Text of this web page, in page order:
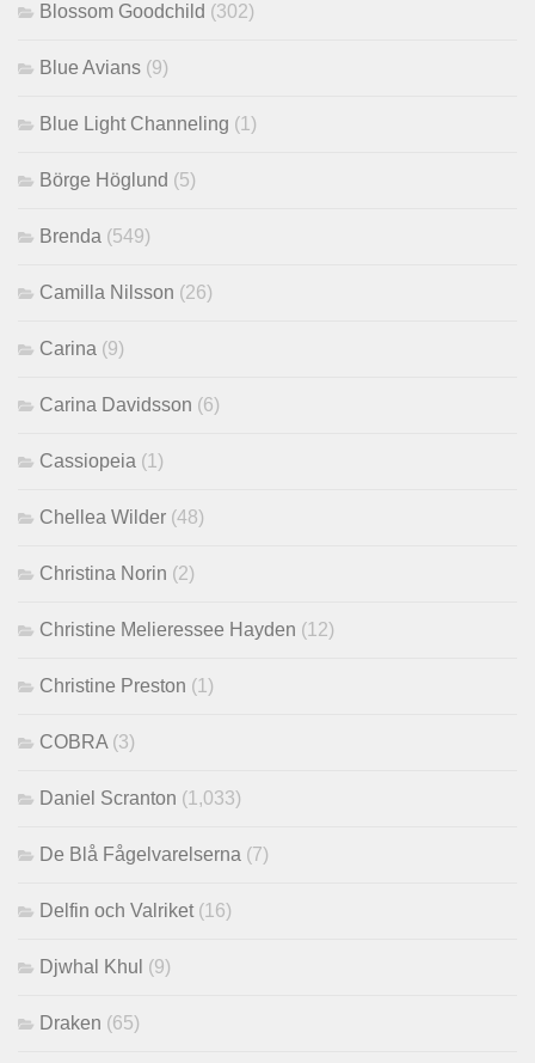
Blossom Goodchild (302)
Blue Avians (9)
Blue Light Channeling (1)
Börge Höglund (5)
Brenda (549)
Camilla Nilsson (26)
Carina (9)
Carina Davidsson (6)
Cassiopeia (1)
Chellea Wilder (48)
Christina Norin (2)
Christine Melieressee Hayden (12)
Christine Preston (1)
COBRA (3)
Daniel Scranton (1,033)
De Blå Fågelvarelserna (7)
Delfin och Valriket (16)
Djwhal Khul (9)
Draken (65)